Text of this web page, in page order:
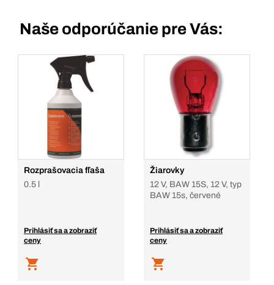
Naše odporúčanie pre Vás:
Rozprašovacia fľaša
0.5 l
Prihlásiť sa a zobraziť
ceny
Žiarovky
12 V, BAW 15S, 12 V, typ
BAW 15s, červené
Prihlásiť sa a zobraziť
ceny